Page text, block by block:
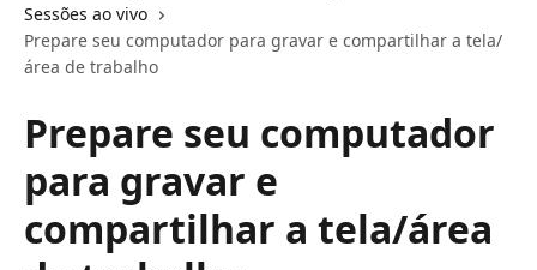
Sessões ao vivo
Prepare seu computador para gravar e compartilhar a tela/
área de trabalho
Prepare seu computador
para gravar e
compartilhar a tela/área